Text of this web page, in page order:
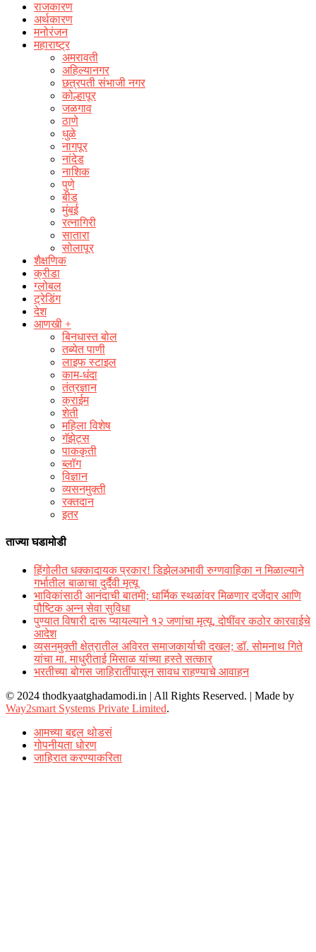
राजकारण
अर्थकारण
मनोरंजन
महाराष्ट्र
अमरावती
अहिल्यानगर
छत्रपती संभाजी नगर
कोल्हापूर
जळगाव
ठाणे
धुळे
नागपूर
नांदेड
नाशिक
पुणे
बीड
मुंबई
रत्नागिरी
सातारा
सोलापूर
शैक्षणिक
क्रीडा
ग्लोबल
ट्रेडिंग
देश
आणखी +
बिनधास्त बोल
तब्येत पाणी
लाइफ स्टाइल
काम-धंदा
तंत्रज्ञान
क्राईम
शेती
महिला विशेष
गॅझेट्स
पाककृती
ब्लॉग
विज्ञान
व्यसनमुक्ती
रक्‍तदान
इतर
ताज्या घडामोडी
हिंगोलीत धक्कादायक प्रकार! डिझेलअभावी रुग्णवाहिका न मिळाल्याने
गर्भातील बाळाचा दुर्दैवी मृत्यू
भाविकांसाठी आनंदाची बातमी; धार्मिक स्थळांवर मिळणार दर्जेदार आणि
पौष्टिक अन्न सेवा सुविधा
पुण्यात विषारी दारू प्यायल्याने १२ जणांचा मृत्यू, दोषींवर कठोर कारवाईचे
आदेश
व्यसनमुक्ती क्षेत्रातील अविरत समाजकार्याची दखल; डॉ. सोमनाथ गिते
यांचा मा. माधुरीताई मिसाळ यांच्या हस्ते सत्कार
भरतीच्या बोगस जाहिरातींपासून सावध राहण्याचे आवाहन
© 2024 thodkyaatghadamodi.in | All Rights Reserved. | Made by
Way2smart Systems Private Limited.
आमच्या बद्दल थोडसं
गोपनीयता धोरण
जाहिरात करण्याकरिता